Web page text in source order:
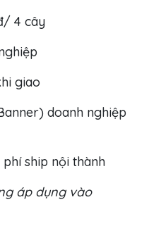
4 cây
giao
doanh nghiệp
ship nội thành
áp dụng vào